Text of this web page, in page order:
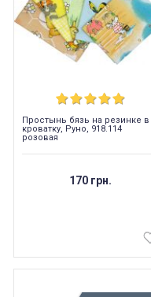
Простынь бязь на резинке в
кроватку, Руно, 918.114
розовая
170 грн.